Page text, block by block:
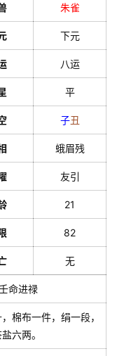
朱雀
下元
八运
平
子丑
蛾眉残
友引
21
82
无
命进禄
棉布一件，绢一段，
六两。